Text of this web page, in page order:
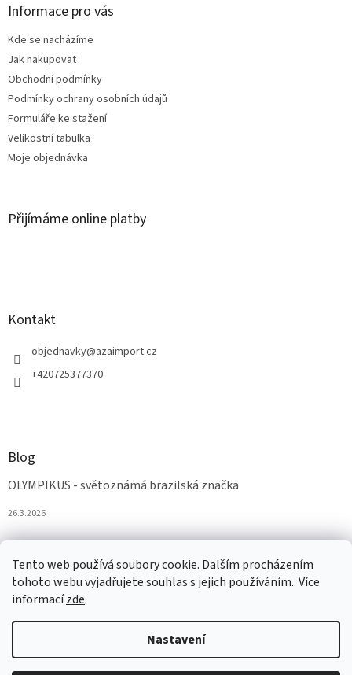
Tento web používá soubory cookie. Dalším procházením
tohoto webu vyjadřujete souhlas s jejich používáním.. Více
informacízde.
Nastavení
Informace pro vás
Kde se nacházíme
Jak nakupovat
Obchodní podmínky
Podmínky ochrany osobních údajů
Formuláře ke stažení
Velikostní tabulka
Moje objednávka
Přijímáme online platby
Kontakt
objednavky@azaimport.cz
+420725377370
Blog
OLYMPIKUS - světoznámá brazilská značka
26.3.2026
Vytvořil Shoptet